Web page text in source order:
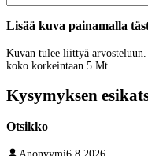
Lisää kuva painamalla
Kuvan tulee liittyä
koko korkeintaan 5 Mt.
Kysymyksen
Otsikko